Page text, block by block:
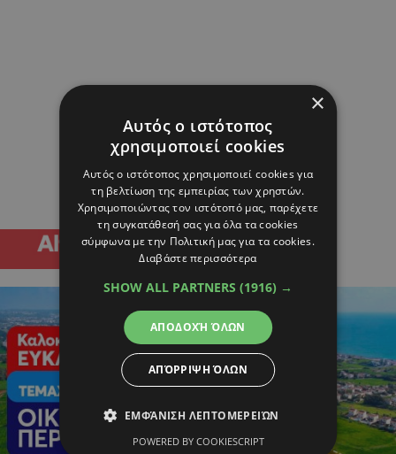
×
Αυτός ο ιστότοπος
χρησιμοποιεί cookies
Αυτός ο ιστότοπος χρησιμοποιεί cookies για
τη βελτίωση της εμπειρίας των χρηστών.
Χρησιμοποιώντας τον ιστότοπό μας, παρέχετε
τη συγκατάθεσή σας για όλα τα cookies
σύμφωνα με την Πολιτική μας για τα cookies.
Διαβάστε περισσότερα
SHOW ALL PARTNERS (1916) →
ΑΠΟΔΟΧΉ ΌΛΩΝ
ΑΠΌΡΡΙΨΗ ΌΛΩΝ
ΕΜΦΆΝΙΣΗ ΛΕΠΤΟΜΕΡΕΙΏΝ
POWERED BY COOKIESCRIPT